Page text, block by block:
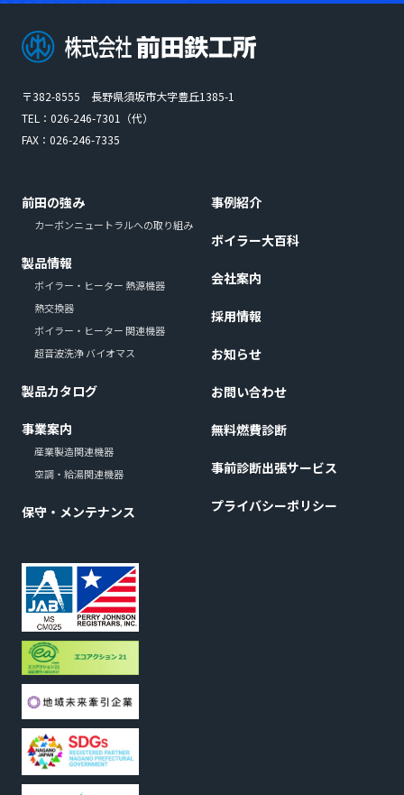
〒382-8555 長野県須坂市大字豊丘1385-1
TEL： 026-246-7301
（代）
FAX：026-246-7335
前田の強み
カーボンニュートラルへの取り組み
製品情報
ボイラー・ヒーター 熱源機器
熱交換器
ボイラー・ヒーター 関連機器
超音波洗浄 バイオマス
製品カタログ
事業案内
産業製造関連機器
空調・給湯関連機器
保守・メンテナンス
事例紹介
ボイラー大百科
会社案内
採用情報
お知らせ
お問い合わせ
無料燃費診断
事前診断出張サービス
プライバシーポリシー